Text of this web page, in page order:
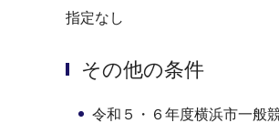
指定なし
その他の条件
令和５・６年度横浜市一般